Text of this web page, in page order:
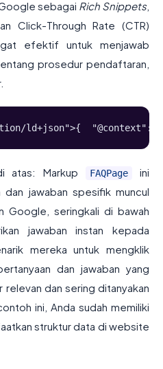
sebagai Rich Snippets,
Click-Through Rate (CTR)
efektif untuk menjawab
prosedur pendaftaran,
ld+json">{  "@context":
atas: Markup FAQPage
ini
dan jawaban spesifik muncul
Google, seringkali di bawah
jawaban instan kepada
mereka untuk mengklik
dan jawaban yang
dan sering ditanyakan
ini, Anda sudah memiliki
struktur data di website